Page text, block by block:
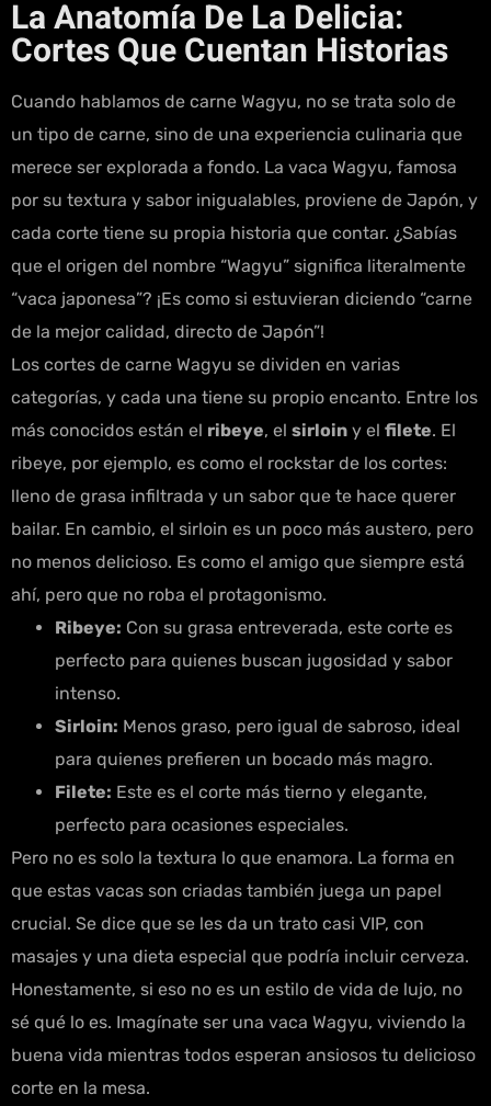
La Anatomía De La Delicia:
Cortes Que Cuentan Historias
Cuando hablamos de carne Wagyu, no se trata solo de
un tipo de carne, sino de una experiencia culinaria que
merece ser explorada a fondo. La vaca Wagyu, famosa
por su textura y sabor inigualables, proviene de Japón, y
cada corte tiene su propia historia que contar. ¿Sabías
que el origen del nombre “Wagyu” significa literalmente
“vaca japonesa”? ¡Es como si estuvieran diciendo “carne
de la mejor calidad, directo de Japón”!
Los cortes de carne Wagyu se dividen en varias
categorías, y cada una tiene su propio encanto. Entre los
más conocidos están el ribeye, el sirloin y el filete. El
ribeye, por ejemplo, es como el rockstar de los cortes:
lleno de grasa infiltrada y un sabor que te hace querer
bailar. En cambio, el sirloin es un poco más austero, pero
no menos delicioso. Es como el amigo que siempre está
ahí, pero que no roba el protagonismo.
Ribeye: Con su grasa entreverada, este corte es
perfecto para quienes buscan jugosidad y sabor
intenso.
Sirloin: Menos graso, pero igual de sabroso, ideal
para quienes prefieren un bocado más magro.
Filete: Este es el corte más tierno y elegante,
perfecto para ocasiones especiales.
Pero no es solo la textura lo que enamora. La forma en
que estas vacas son criadas también juega un papel
crucial. Se dice que se les da un trato casi VIP, con
masajes y una dieta especial que podría incluir cerveza.
Honestamente, si eso no es un estilo de vida de lujo, no
sé qué lo es. Imagínate ser una vaca Wagyu, viviendo la
buena vida mientras todos esperan ansiosos tu delicioso
corte en la mesa.